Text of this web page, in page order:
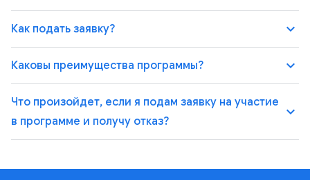
keyboard_arrow_up
Как подать заявку?
keyboard_arrow_up
Каковы преимущества программы?
keyboard_arrow_up
Что произойдет, если я подам заявку на участие
в программе и получу отказ?